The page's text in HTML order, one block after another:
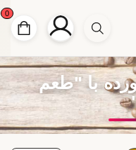
0
با "طعم